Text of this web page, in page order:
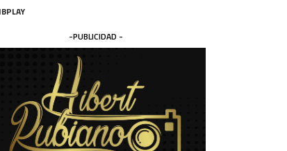
-PUBLICIDAD -